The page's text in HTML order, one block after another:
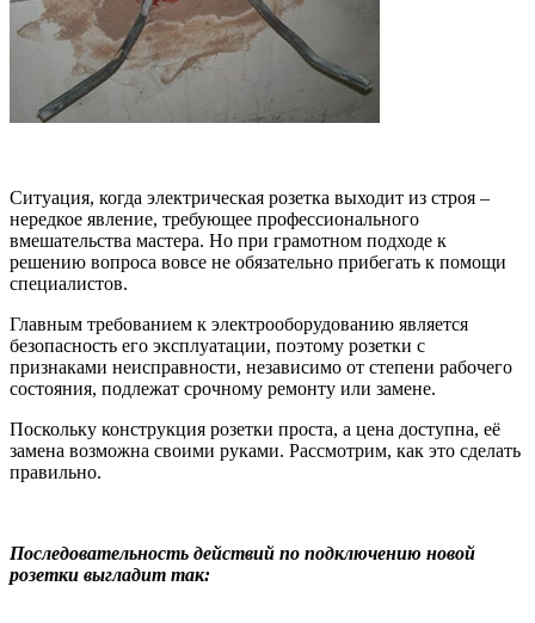
Ситуация, когда электрическая розетка выходит из строя –
нередкое явление, требующее профессионального
вмешательства мастера. Но при грамотном подходе к
решению вопроса вовсе не обязательно прибегать к помощи
специалистов.
Главным требованием к электрооборудованию является
безопасность его эксплуатации, поэтому розетки с
признаками неисправности, независимо от степени рабочего
состояния, подлежат срочному ремонту или замене.
Поскольку конструкция розетки проста, а цена доступна, её
замена возможна своими руками. Рассмотрим, как это сделать
правильно.
Последовательность действий по подключению новой
розетки выгладит так: